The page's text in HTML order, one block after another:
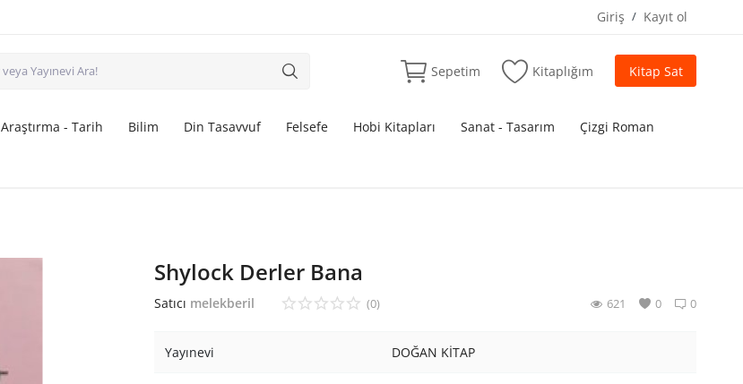
Giriş / Kayıt ol
Sepetim Kitaplığım Kitap Sat
Araştırma - Tarih Bilim Din Tasavvuf Felsefe Hobi Kitapları Sanat - Tasarım Çizgi Roman
Shylock Derler Bana
Satıcı melekberil 0
(0) 0
621
Yayınevi DOĞAN KİTAP